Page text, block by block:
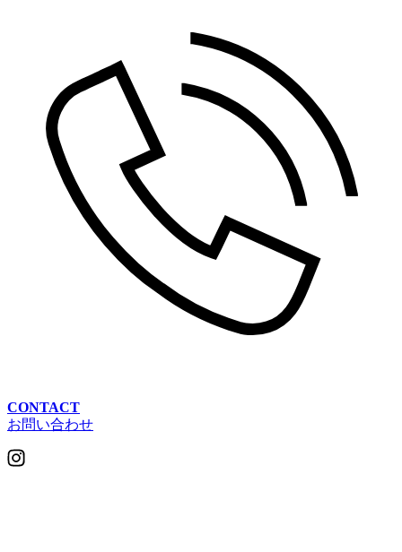
CONTACT
お問い合わせ